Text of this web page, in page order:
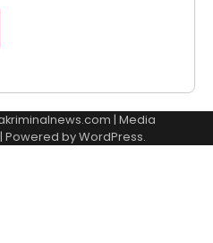
| Media
Powered byWordPress.